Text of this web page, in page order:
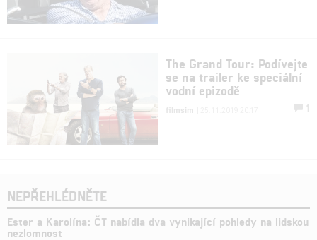
The Grand Tour: Podívejte
se na trailer ke speciální
vodní epizodě
filmsim 1
NEPŘEHLÉDNĚTE
Ester a Karolína: ČT nabídla dva vynikající pohledy na lidskou
nezlomnost